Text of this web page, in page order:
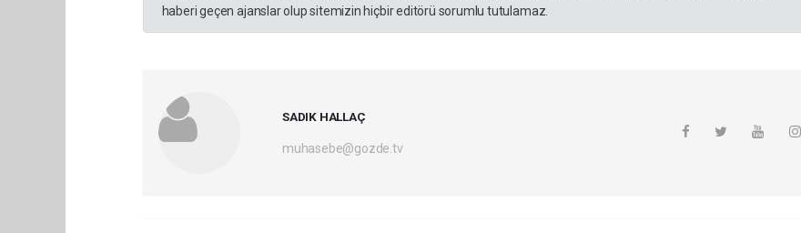
haberi geçen ajanslar olup sitemizin hiçbir editörü sorumlu tutulamaz.
SADIK HALLAÇ
muhasebe@gozde.tv